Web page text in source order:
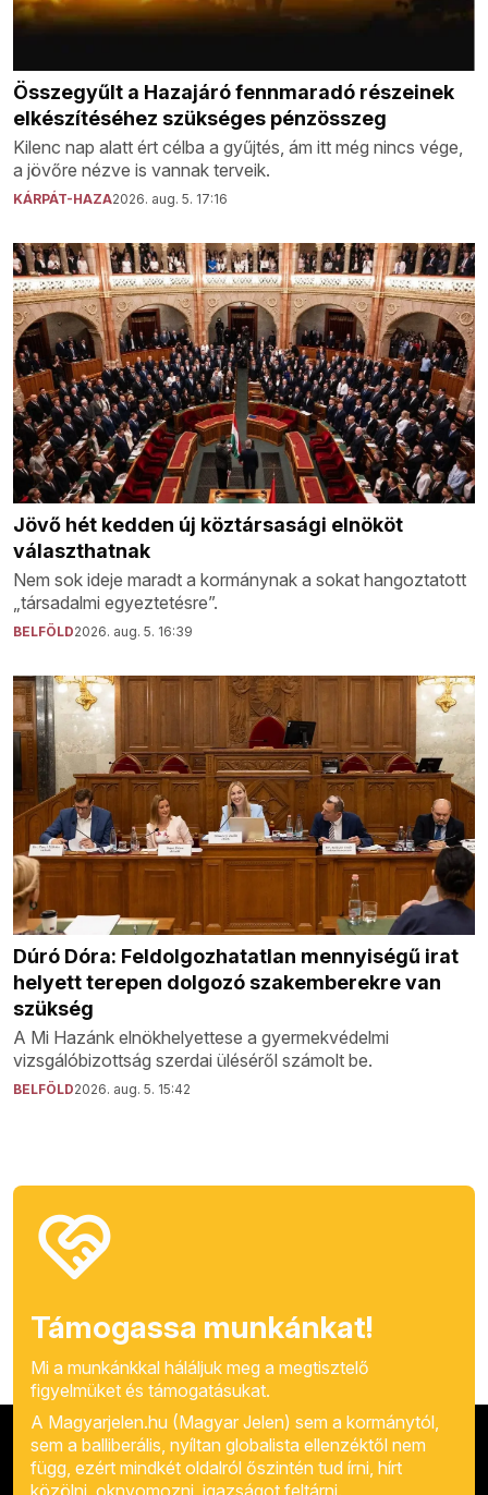
Összegyűlt a Hazajáró fennmaradó részeinek
elkészítéséhez szükséges pénzösszeg
Kilenc nap alatt ért célba a gyűjtés, ám itt még nincs vége,
a jövőre nézve is vannak terveik.
KÁRPÁT-HAZA2026. aug. 5. 17:16
Jövő hét kedden új köztársasági elnököt
választhatnak
Nem sok ideje maradt a kormánynak a sokat hangoztatott
„társadalmi egyeztetésre”.
BELFÖLD2026. aug. 5. 16:39
Dúró Dóra: Feldolgozhatatlan mennyiségű irat
helyett terepen dolgozó szakemberekre van
szükség
A Mi Hazánk elnökhelyettese a gyermekvédelmi
vizsgálóbizottság szerdai üléséről számolt be.
BELFÖLD2026. aug. 5. 15:42
Támogassa munkánkat!
Mi a munkánkkal háláljuk meg a megtisztelő
figyelmüket és támogatásukat.
A Magyarjelen.hu (Magyar Jelen) sem a kormánytól,
sem a balliberális, nyíltan globalista ellenzéktől nem
függ, ezért mindkét oldalról őszintén tud írni, hírt